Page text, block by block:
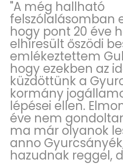
"A még hallható
felszólalásomban
hogy pont 20 éve
elhíresült őszödi
emlékeztettem
hogy ezekben az
küzdöttünk a
kormány
lépései ellen.
éve nem
ma már olyanok
anno
hazudnak reggel,